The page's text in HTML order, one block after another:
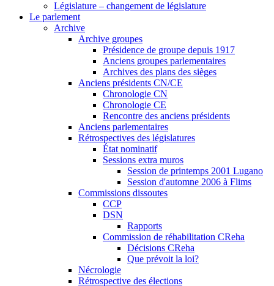
Législature – changement de législature
Le parlement
Archive
Archive groupes
Présidence de groupe depuis 1917
Anciens groupes parlementaires
Archives des plans des sièges
Anciens présidents CN/CE
Chronologie CN
Chronologie CE
Rencontre des anciens présidents
Anciens parlementaires
Rétrospectives des législatures
État nominatif
Sessions extra muros
Session de printemps 2001 Lugano
Session d'automne 2006 à Flims
Commissions dissoutes
CCP
DSN
Rapports
Commission de réhabilitation CReha
Décisions CReha
Que prévoit la loi?
Nécrologie
Rétrospective des élections